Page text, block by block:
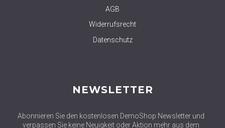
AGB
Widerrufsrecht
Datenschutz
NEWSLETTER
Abonnieren Sie den kostenlosen DemoShop Newsletter und
verpassen Sie keine Neuigkeit oder Aktion mehr aus dem